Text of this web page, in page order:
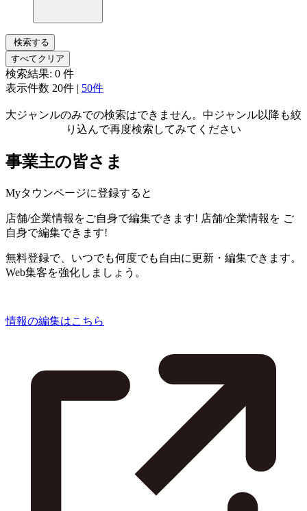
検索する
すべてクリア
検索結果: 0 件
表示件数 20件 | 50件
大ジャンルのみでの検索はできません。中ジャンル以降も絞
り込んで再度検索してみてください
事業主の皆さま
Myタウンページに登録すると
店舗/企業情報をご自身で編集できます! 店舗/企業情報を ご
自身で編集できます!
無料登録で、いつでも何度でも自由に更新・編集できます。
Web集客を強化しましょう。
情報の編集はこちら